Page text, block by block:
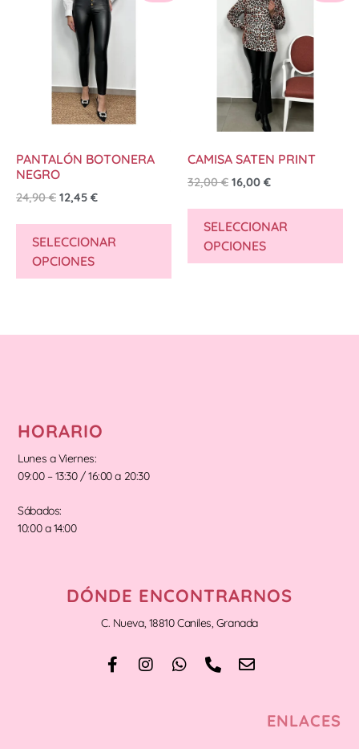
PANTALÓN BOTONERA
NEGRO
24,90€ 12,45 €
SELECCIONAR
OPCIONES
CAMISA SATEN PRINT
32,00€ 16,00 €
SELECCIONAR
OPCIONES
HORARIO
Lunes a Viernes:
09:00 – 13:30 / 16:00 a 20:30
Sábados:
10:00 a 14:00
DÓNDE ENCONTRARNOS
C. Nueva, 18810 Caniles, Granada
ENLACES